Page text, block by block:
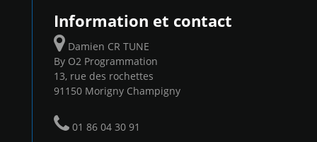
Information et contact
Damien CR TUNE
By O2 Programmation
13, rue des rochettes
91150 Morigny Champigny
01 86 04 30 91